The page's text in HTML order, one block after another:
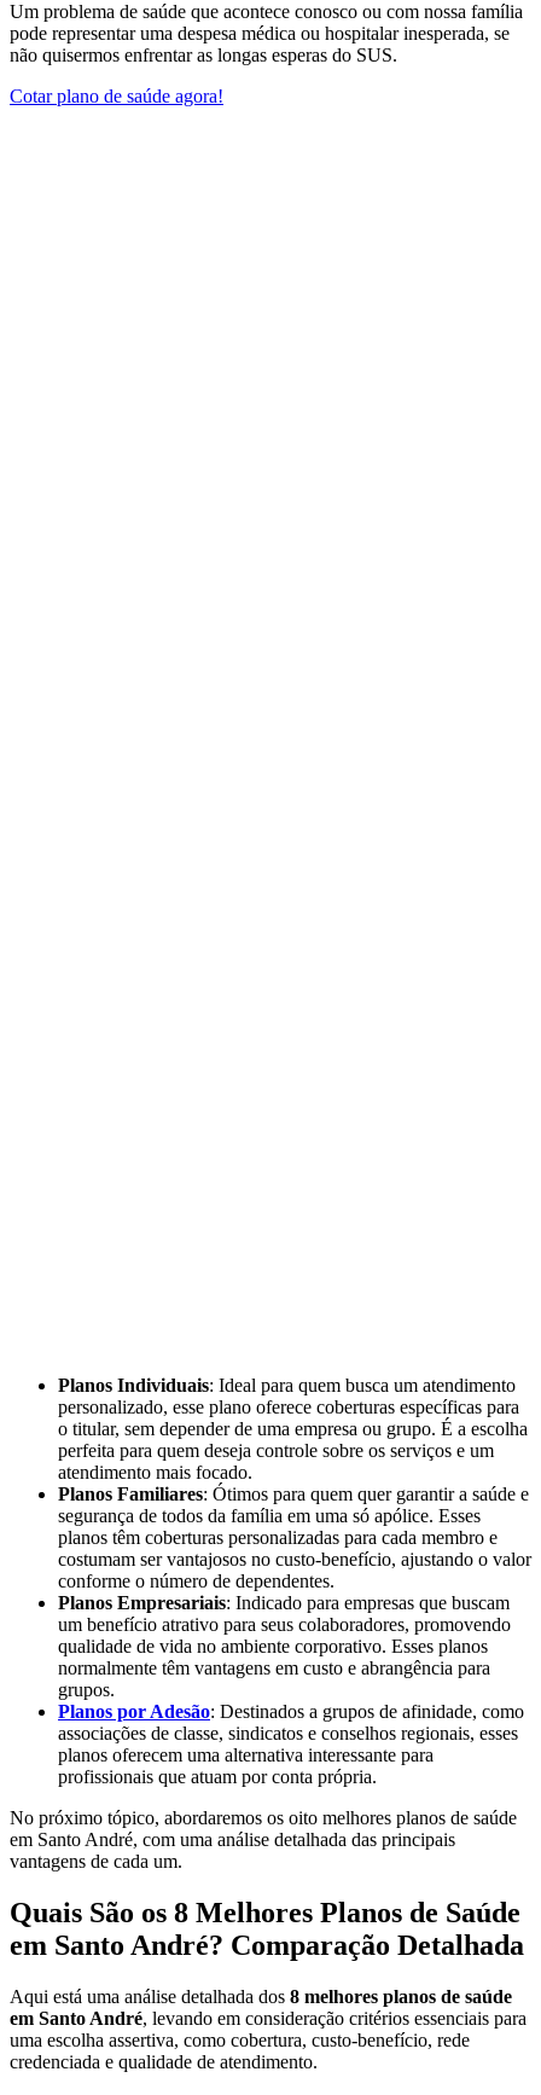
Um problema de saúde que acontece conosco ou com nossa família
pode representar uma despesa médica ou hospitalar inesperada, se
não quisermos enfrentar as longas esperas do SUS.
Cotar plano de saúde agora!
Planos Individuais: Ideal para quem busca um atendimento
personalizado, esse plano oferece coberturas específicas para
o titular, sem depender de uma empresa ou grupo. É a escolha
perfeita para quem deseja controle sobre os serviços e um
atendimento mais focado.
Planos Familiares: Ótimos para quem quer garantir a saúde e
segurança de todos da família em uma só apólice. Esses
planos têm coberturas personalizadas para cada membro e
costumam ser vantajosos no custo-benefício, ajustando o valor
conforme o número de dependentes.
Planos Empresariais: Indicado para empresas que buscam
um benefício atrativo para seus colaboradores, promovendo
qualidade de vida no ambiente corporativo. Esses planos
normalmente têm vantagens em custo e abrangência para
grupos.
Planos por Adesão: Destinados a grupos de afinidade, como
associações de classe, sindicatos e conselhos regionais, esses
planos oferecem uma alternativa interessante para
profissionais que atuam por conta própria.
No próximo tópico, abordaremos os oito melhores planos de saúde
em Santo André, com uma análise detalhada das principais
vantagens de cada um.
Quais São os 8 Melhores Planos de Saúde
em Santo André? Comparação Detalhada
Aqui está uma análise detalhada dos 8 melhores planos de saúde
em Santo André, levando em consideração critérios essenciais para
uma escolha assertiva, como cobertura, custo-benefício, rede
credenciada e qualidade de atendimento.